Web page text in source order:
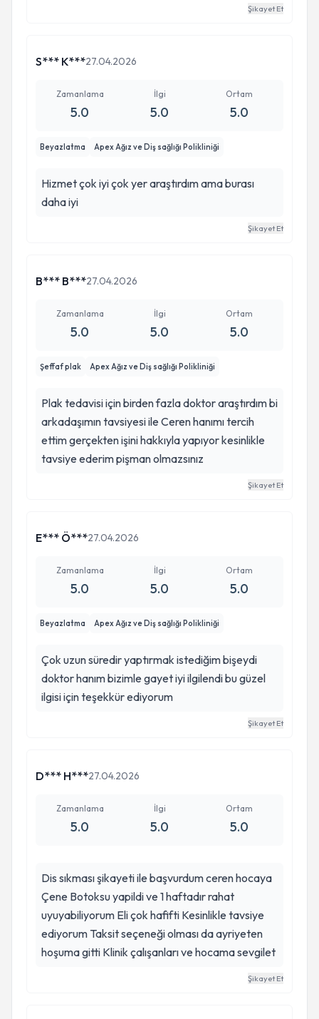
Şikayet Et
S*** K***27.04.2026
Zamanlama
5.0
İlgi
5.0
Ortam
5.0
Beyazlatma Apex Ağız ve Diş sağlığı Polikliniği
Hizmet çok iyi çok yer araştırdım ama burası
daha iyi
Şikayet Et
B*** B***27.04.2026
Zamanlama
5.0
İlgi
5.0
Ortam
5.0
Şeffaf plak Apex Ağız ve Diş sağlığı Polikliniği
Plak tedavisi için birden fazla doktor araştırdım bi
arkadaşımın tavsiyesi ile Ceren hanımı tercih
ettim gerçekten işini hakkıyla yapıyor kesinlikle
tavsiye ederim pişman olmazsınız
Şikayet Et
E*** Ö***27.04.2026
Zamanlama
5.0
İlgi
5.0
Ortam
5.0
Beyazlatma Apex Ağız ve Diş sağlığı Polikliniği
Çok uzun süredir yaptırmak istediğim bişeydi
doktor hanım bizimle gayet iyi ilgilendi bu güzel
ilgisi için teşekkür ediyorum
Şikayet Et
D*** H***27.04.2026
Zamanlama
5.0
İlgi
5.0
Ortam
5.0
Dis sıkması şikayeti ile başvurdum ceren hocaya
Çene Botoksu yapildi ve 1 haftadır rahat
uyuyabiliyorum Eli çok hafifti Kesinlikle tavsiye
ediyorum Taksit seçeneği olması da ayriyeten
hoşuma gitti Klinik çalışanları ve hocama sevgilet
Şikayet Et